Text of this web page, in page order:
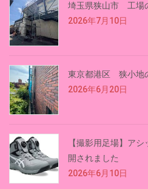
埼玉県狭山市 工場
2026年7月10日
東京都港区 狭小地
2026年6月20日
【撮影用足場】ア
開されました
2026年6月10日